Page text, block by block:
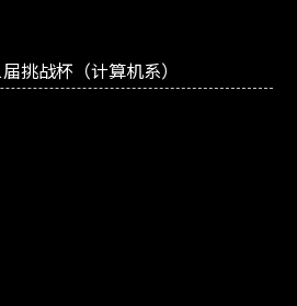
挑战杯（计算机系）